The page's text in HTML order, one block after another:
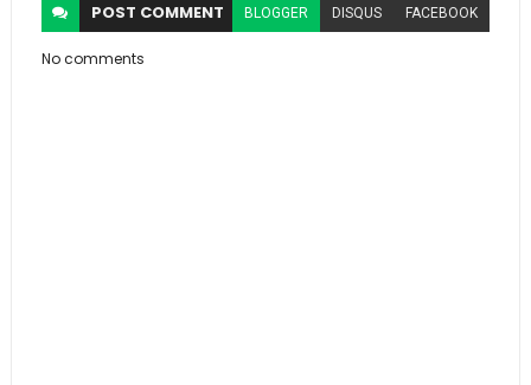
POST COMMENT BLOGGER DISQUS FACEBOOK
No comments